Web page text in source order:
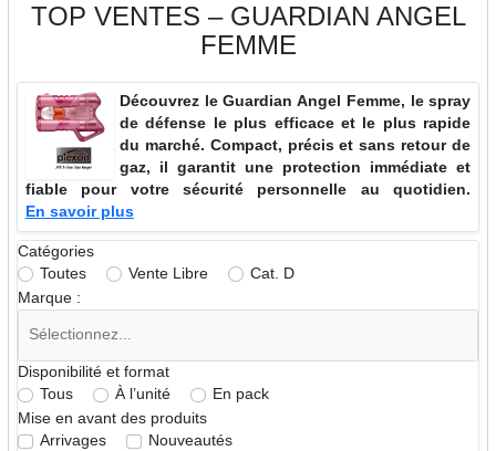
TOP VENTES – GUARDIAN ANGEL
FEMME
Découvrez le Guardian Angel Femme, le spray
de défense le plus efficace et le plus rapide
du marché. Compact, précis et sans retour de
gaz, il garantit une protection immédiate et
fiable pour votre sécurité personnelle au quotidien.
En savoir plus
Catégories
Toutes
Vente Libre
Cat. D
Marque :
Disponibilité et format
Tous
À l’unité
En pack
Mise en avant des produits
Arrivages
Nouveautés